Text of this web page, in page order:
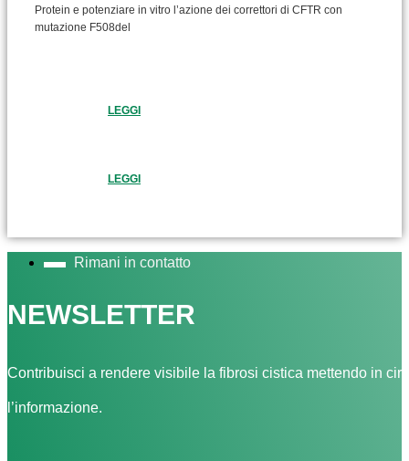
Protein e potenziare in vitro l’azione dei correttori di CFTR con
mutazione F508del
LEGGI
LEGGI
Rimani in contatto
NEWSLETTER
Contribuisci a rendere visibile la fibrosi cistica mettendo in
l’informazione.